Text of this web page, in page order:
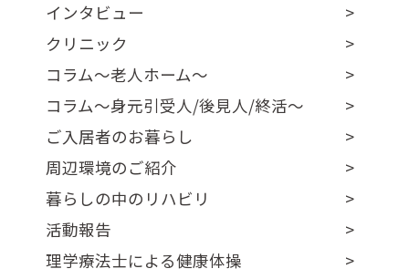
インタビュー
クリニック
コラム～老人ホーム～
コラム～身元引受人/後見人/終活～
ご入居者のお暮らし
周辺環境のご紹介
暮らしの中のリハビリ
活動報告
理学療法士による健康体操